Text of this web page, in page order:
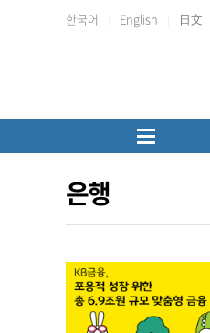
한국어 English 日文
은행